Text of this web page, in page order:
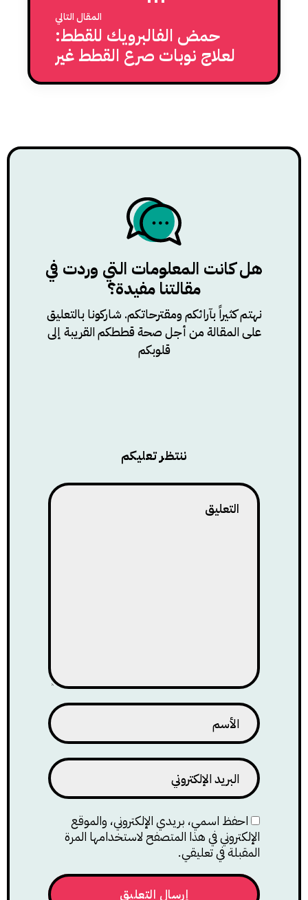
المقال التالي
حمض الفالبرويك للقطط:
لعلاج نوبات صرع القطط غير
المستجيبة للعلاجات التقليدية
هل كانت المعلومات التي وردت في
مقالتنا مفيدة؟
نهتم كثيراً بآرائكم ومقترحاتكم. شاركونا بالتعليق
على المقالة من أجل صحة قططكم القريبة إلى
قلوبكم
ننتظر تعليكم
احفظ اسمي، بريدي الإلكتروني، والموقع
الإلكتروني في هذا المتصفح لاستخدامها المرة
المقبلة في تعليقي.